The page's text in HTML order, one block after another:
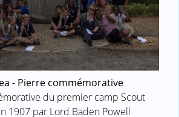
- Pierre commémorative
du premier camp Scout
1907 par Lord Baden Powell